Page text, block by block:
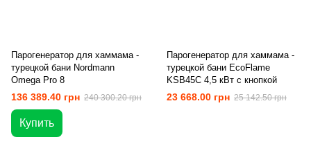
Парогенератор для хаммама -
турецкой бани Nordmann
Omega Pro 8
136 389.40 грн 240 300.20 грн
Купить
Парогенератор для хаммама -
турецкой бани EcoFlame
KSB45C 4,5 кВт с кнопкой
23 668.00 грн 25 142.50 грн